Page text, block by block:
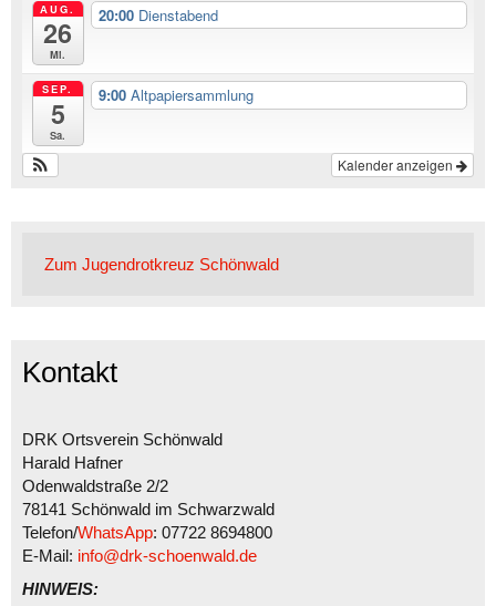
AUG.
26
Mi.
20:00 Dienstabend
SEP.
5
Sa.
9:00 Altpapiersammlung
Kalender anzeigen
Zum Jugendrotkreuz Schönwald
Kontakt
DRK Ortsverein Schönwald
Harald Hafner
Odenwaldstraße 2/2
78141 Schönwald im Schwarzwald
Telefon/WhatsApp: 07722 8694800
E-Mail: info@drk-schoenwald.de
HINWEIS: